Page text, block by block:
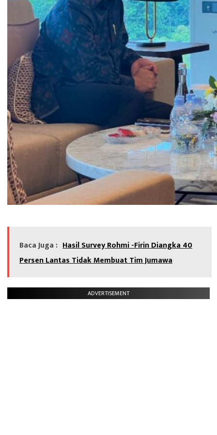
Baca Juga : Hasil Survey Rohmi -Firin Diangka 40
Persen Lantas Tidak Membuat Tim Jumawa
ADVERTISEMENT